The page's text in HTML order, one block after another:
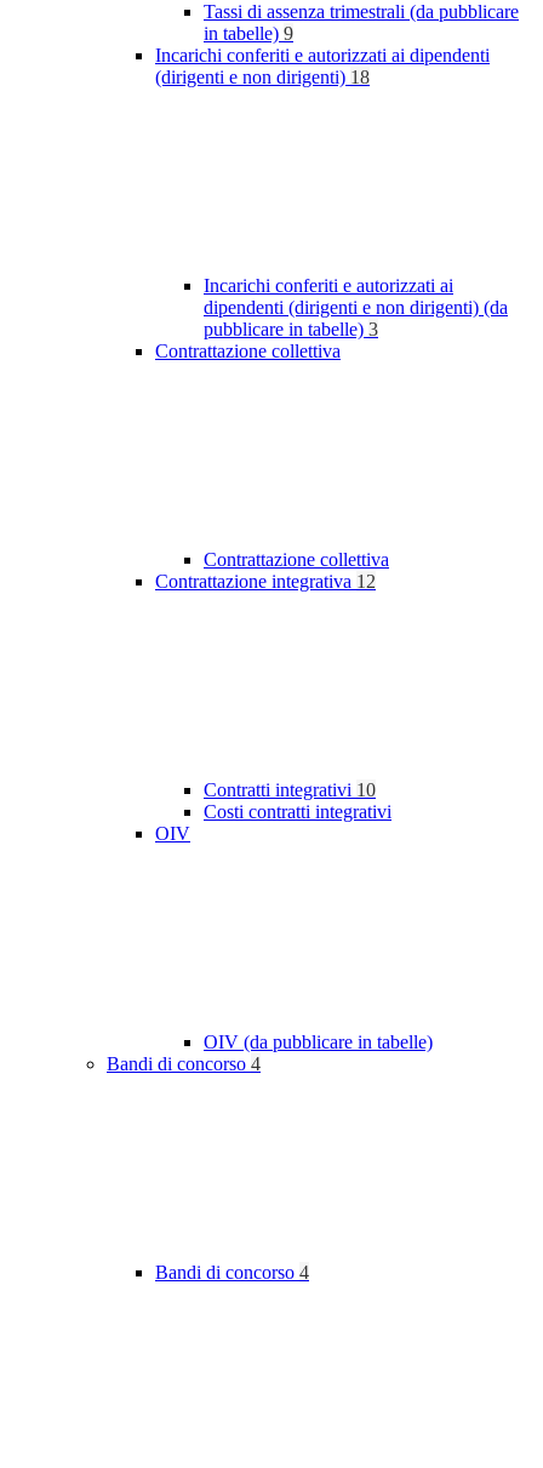
Tassi di assenza trimestrali (da pubblicare
in tabelle) 9
Incarichi conferiti e autorizzati ai dipendenti
(dirigenti e non dirigenti) 18
Incarichi conferiti e autorizzati ai
dipendenti (dirigenti e non dirigenti) (da
pubblicare in tabelle) 3
Contrattazione collettiva
Contrattazione collettiva
Contrattazione integrativa 12
Contratti integrativi 10
Costi contratti integrativi
OIV
OIV (da pubblicare in tabelle)
Bandi di concorso 4
Bandi di concorso 4